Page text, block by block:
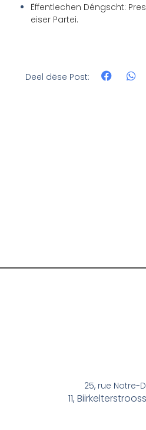
Ëffentlechen Déngscht:
eiser Partei.
Deel dëse Post:
25, rue Notre-
11,